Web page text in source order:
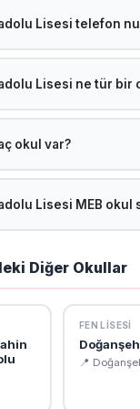
Harita
Lisesi telefon
Lisesi telefon
Lisesi ne tür bir
Lisesi, MEB'e
etmektedir.
okul var?
toplam 51 okul
Lisesi MEB okul
vizyon-misyon ve
Diğer Okullar
FEN LISESI
📍